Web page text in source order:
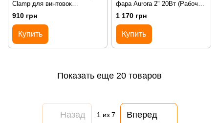
Clamp для винтовок
дробовиков или AR набор 2шт.
910 грн
Купить
фара Aurora 2" 20Вт (Рабочий
свет)
1 170 грн
Купить
Показать еще 20 товаров
Назад 1из 7 Вперед